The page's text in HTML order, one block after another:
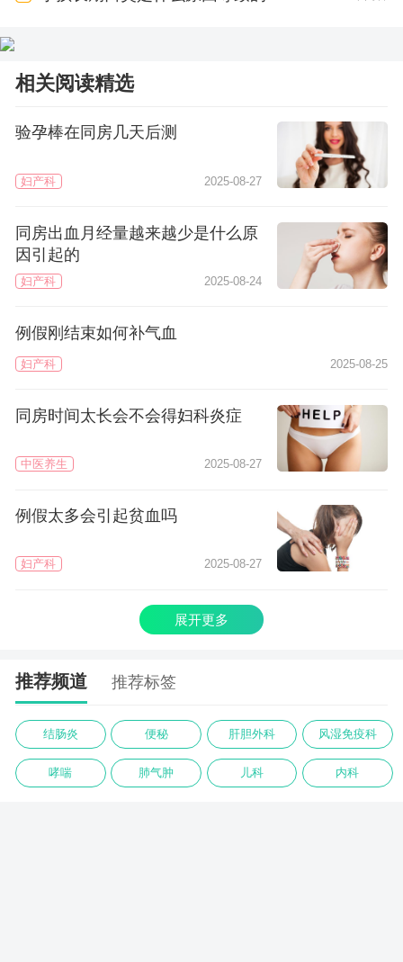
相关阅读精选
验孕棒在同房几天后测
妇产科 2025-08-27
同房出血月经量越来越少是什么原
因引起的
妇产科 2025-08-24
例假刚结束如何补气血
妇产科 2025-08-25
同房时间太长会不会得妇科炎症
中医养生 2025-08-27
例假太多会引起贫血吗
妇产科 2025-08-27
展开更多
推荐频道 推荐标签
结肠炎 便秘 肝胆外科 风湿免疫科
哮喘 肺气肿 儿科 内科